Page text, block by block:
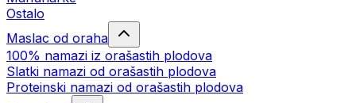
Ostalo
Maslac od oraha
100% namazi iz orašastih plodova
Slatki namazi od orašastih plodova
Proteinski namazi od orašastih plodova